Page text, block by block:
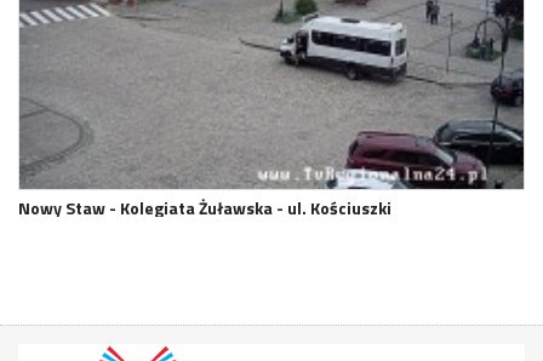
Nowy Staw - Kolegiata Żuławska - ul. Kościuszki